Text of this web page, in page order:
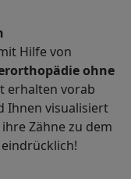
Hilfe von
ohne
erhalten vorab
Ihnen visualisiert
Zähne zu dem